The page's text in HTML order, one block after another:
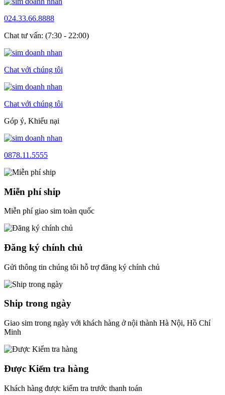
024.33.66.8888
Chat tư vấn: (7:30 - 22:00)
Chat với chúng tôi
Chat với chúng tôi
Góp ý, Khiếu nại
0878.11.5555
Miễn phí ship
Miễn phí giao sim toàn quốc
Đăng ký chính chủ
Gửi thông tin chúng tôi hỗ trợ đăng ký chính chủ
Ship trong ngày
Giao sim trong ngày với khách hàng ở nội thành Hà Nội, Hồ Chí
Minh
Được Kiểm tra hàng
Khách hàng được kiểm tra trước thanh toán